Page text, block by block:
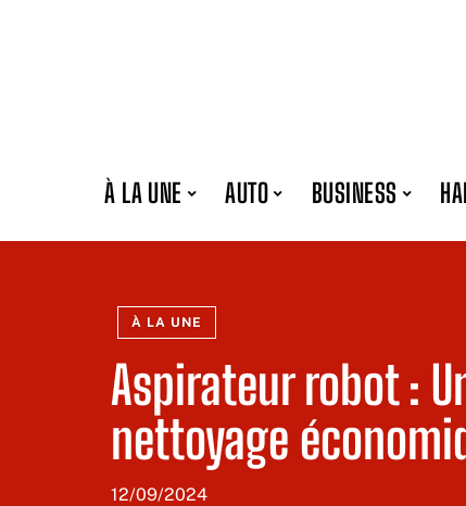
À LA UNE AUTO BUSINESS
À LA UNE
Aspirateur robot :
nettoyage
12/09/2024